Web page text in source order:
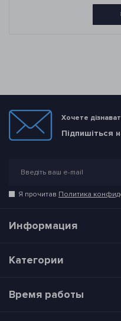
Хочете
Підпишіться
Я прочитав Политика
Информация
Категории
Время работы